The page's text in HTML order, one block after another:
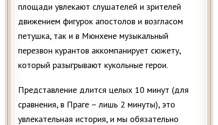
площади увлекают слушателей и зрителей
движением фигурок апостолов и возгласом
петушка, так и в Мюнхене музыкальный
перезвон курантов аккомпанирует сюжету,
который разыгрывают кукольные герои.
Представление длится целых 10 минут (для
сравнения, в Праге – лишь 2 минуты), это
увлекательная история, и мы обязательно